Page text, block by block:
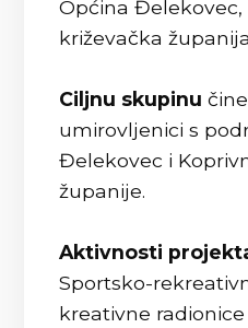
Općina Đelekovec,
križevačka županija
Ciljnu skupinu
umirovljenici s
Đelekovec i
županije.
Aktivnosti
Sportsko-
kreativne